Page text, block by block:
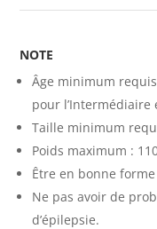
NOTE
Âge minimum
pour l’Intermédiaire
Taille minimum
Poids maximum :
Être en bonne
Ne pas avoir de
d’épilepsie.